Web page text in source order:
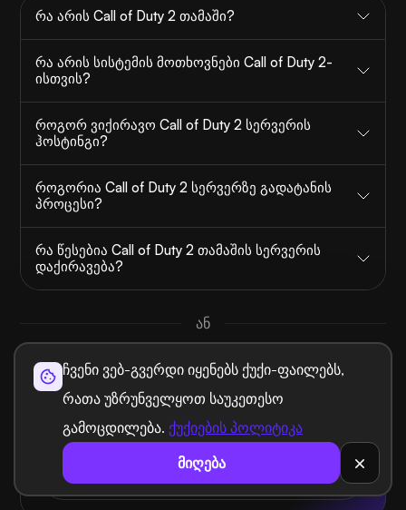
ჩვენი ვებ-გვერდი იყენებს ქუქი-ფაილებს,
რათა უზრუნველყოთ საუკეთესო
გამოცდილება. ქუქიების პოლიტიკა
მიღება
რა არის Call of Duty 2 თამაში?
რა არის სისტემის მოთხოვნები Call of Duty 2-
ისთვის?
როგორ ვიქირავო Call of Duty 2 სერვერის
ჰოსტინგი?
როგორია Call of Duty 2 სერვერზე გადატანის
პროცესი?
რა წესებია Call of Duty 2 თამაშის სერვერის
დაქირავება?
ან
ჰკითხეთ UltaAI-ს
თქვენი დომენისა და ჰოსტინგის მრჩეველი.